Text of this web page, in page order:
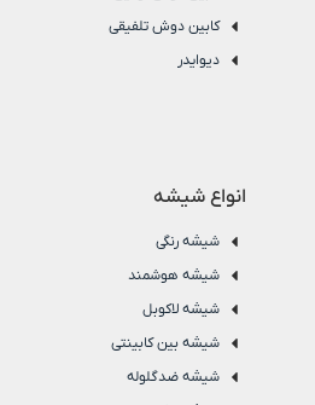
کابین دوش تلفیقی
دیوایدر
انواع شیشه
شیشه رنگی
شیشه هوشمند
شیشه لاکوبل
شیشه بین کابینتی
شیشه ضدگلوله